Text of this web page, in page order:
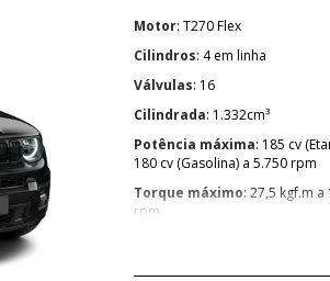
Motor : T270 Flex
Cilindros : 4 em linha
Válvulas : 16
Cilindrada : 1.332cm³
Potência máxima: 185 cv (Etanol) e
180 cv (Gasolina) a 5.750 rpm
Torque máximo: 27,5 kgf.m a 1.750
rpm